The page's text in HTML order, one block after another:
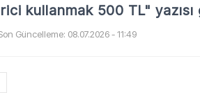
kullanmak 500 TL"
Güncelleme: 08.07.2026 - 11:49